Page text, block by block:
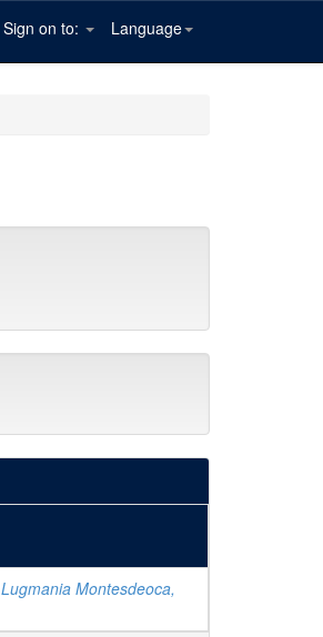
Language
Sign on to:
Lugmania Montesdeoca,